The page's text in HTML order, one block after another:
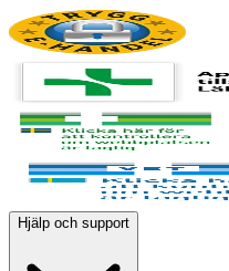
Hjälp och support